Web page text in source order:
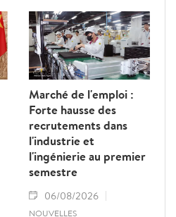
Marché de l'emploi :
Forte hausse des
recrutements dans
l'industrie et
l'ingénierie au premier
semestre
06/08/2026
NOUVELLES